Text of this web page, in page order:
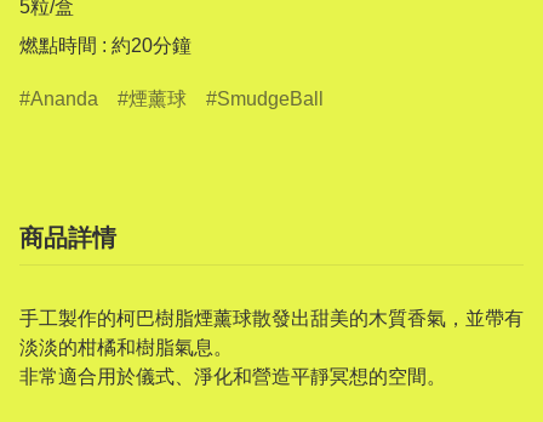
5粒/盒
Ananda 煙薰球 SmudgeBall
商品詳情
手工製作的柯巴樹脂煙薰球散發出甜美的木質香氣，並帶有
淡淡的柑橘和樹脂氣息。
非常適合用於儀式、淨化和營造平靜冥想的空間。